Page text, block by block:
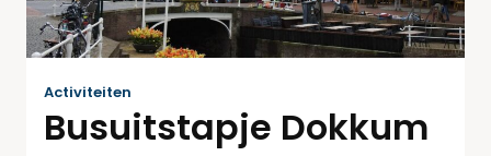
Activiteiten
Busuitstapje Dokkum